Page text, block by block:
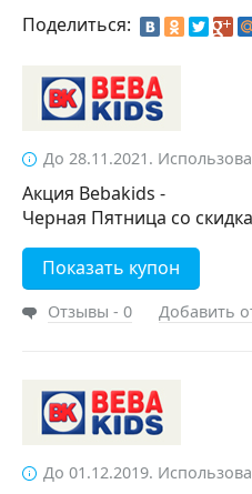
Поделиться:
До 28.11.2021.
Акция Bebakids -
Черная Пятница со
Показать купон
Отзывы - 0 Добавить
До 01.12.2019.